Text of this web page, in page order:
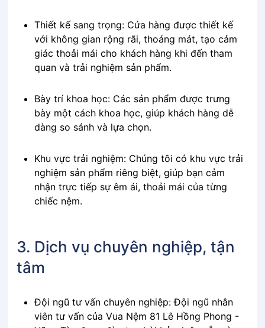
Thiết kế sang trọng: Cửa hàng được thiết kế
với không gian rộng rãi, thoáng mát, tạo cảm
giác thoải mái cho khách hàng khi đến tham
quan và trải nghiệm sản phẩm.
Bày trí khoa học: Các sản phẩm được trưng
bày một cách khoa học, giúp khách hàng dễ
dàng so sánh và lựa chọn.
Khu vực trải nghiệm: Chúng tôi có khu vực trải
nghiệm sản phẩm riêng biệt, giúp bạn cảm
nhận trực tiếp sự êm ái, thoải mái của từng
chiếc nệm.
3. Dịch vụ chuyên nghiệp, tận
tâm
Đội ngũ tư vấn chuyên nghiệp: Đội ngũ nhân
viên tư vấn của Vua Nệm 81 Lê Hồng Phong -